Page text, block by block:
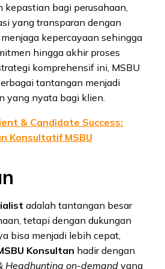
kepastian bagi perusahaan,
yang transparan dengan
kepercayaan sehingga
hingga akhir proses
komprehensif ini, MSBU
tantangan menjadi
yang nyata bagi klien.
& Candidate Success:
Konsultatif MSBU
adalah tantangan besar
tetapi dengan dukungan
bisa menjadi lebih cepat,
Konsultan hadir dengan
Headhunting on-demand yang